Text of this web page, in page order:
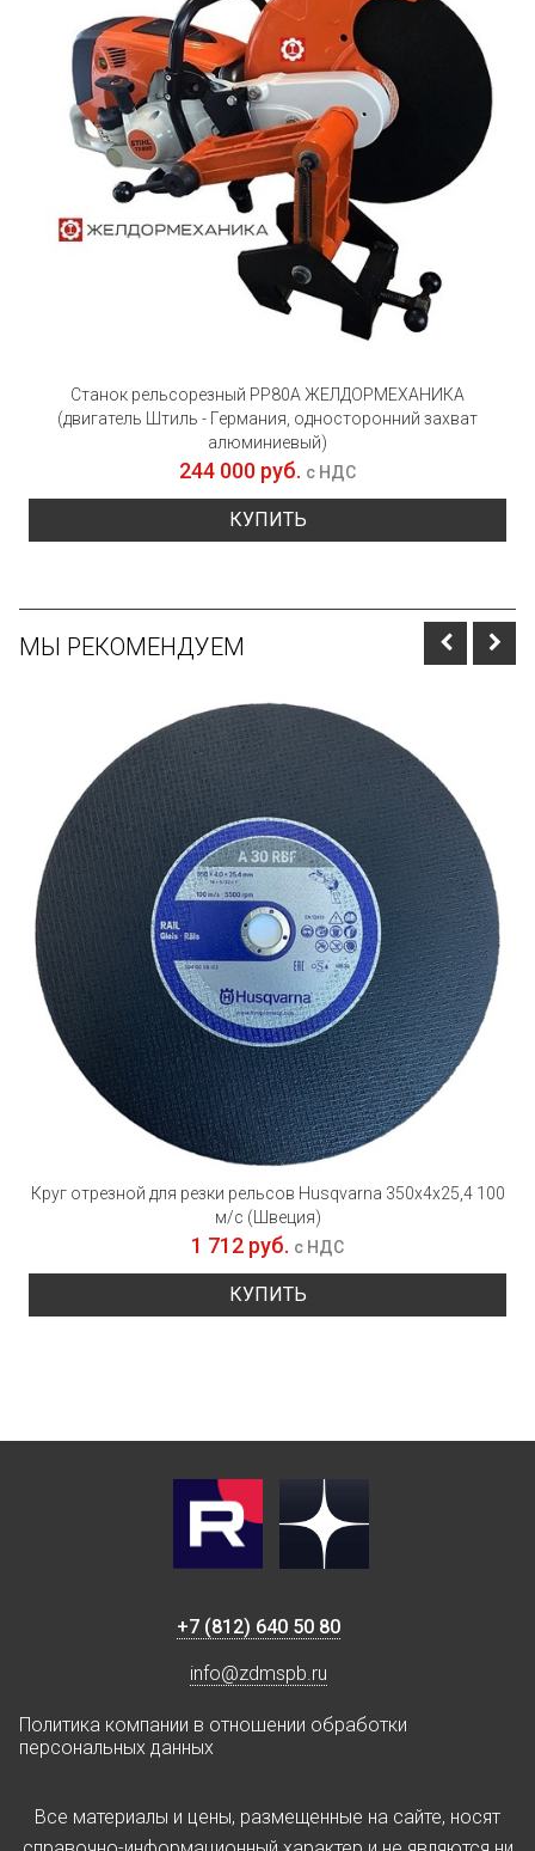
Станок рельсорезный РР80А ЖЕЛДОРМЕХАНИКА
(двигатель Штиль - Германия, односторонний захват
алюминиевый)
244 000 руб. с НДС
КУПИТЬ
МЫ РЕКОМЕНДУЕМ
Круг отрезной для резки рельсов Husqvarna 350х4х25,4 100
м/с (Швеция)
1 712 руб. с НДС
КУПИТЬ
+7 (812) 640 50 80
info@zdmspb.ru
Политика компании в отношении обработки
персональных данных
Все материалы и цены, размещенные на сайте, носят